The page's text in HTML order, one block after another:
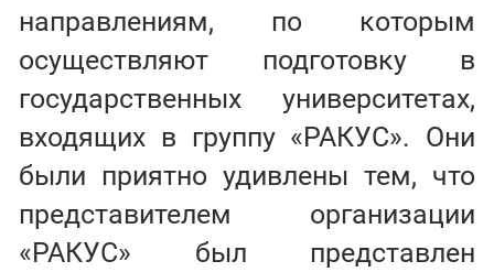
направлениям, по которым
осуществляют подготовку в
государственных университетах,
входящих в группу «РАКУС». Они
были приятно удивлены тем, что
представителем организации
«РАКУС» был представлен